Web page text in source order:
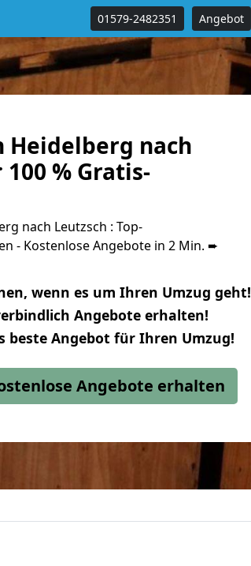
01579-2482351 Angebot
Heidelberg nach
% Gratis-
nach Leutzsch : Top-
- Kostenlose Angebote in 2 Min. ➨
wenn es um Ihren Umzug geht!
Angebote erhalten!
beste Angebot für Ihren Umzug!
Angebote erhalten